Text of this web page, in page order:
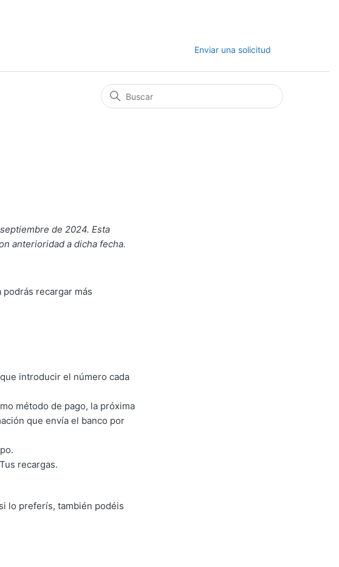
Enviar una solicitud
de 2024. Esta
anterioridad a dicha fecha.
recargar más
introducir el número cada
método de pago, la próxima
que envía el banco por
recargas.
lo preferís, también podéis